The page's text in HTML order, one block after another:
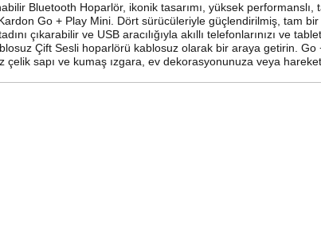
Bluetooth Hoparlör, ikonik tasarımı, yüksek
Go + Play Mini. Dört sürücüleriyle güçlendirilmiş, tam
çıkarabilir ve USB aracılığıyla akıllı telefonlarınızı ve
Çift Sesli hoparlörü kablosuz olarak bir araya getirin. Go
çelik sapı ve kumaş ızgara, ev dekorasyonunuza veya